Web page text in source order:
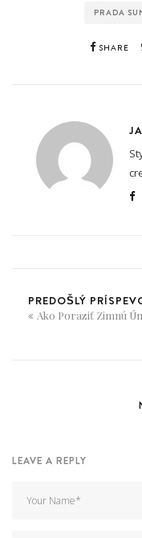
PRADA
SHARE
PREDOŠLÝ
Ako Poraziť Zimnú
LEAVE A REPLY